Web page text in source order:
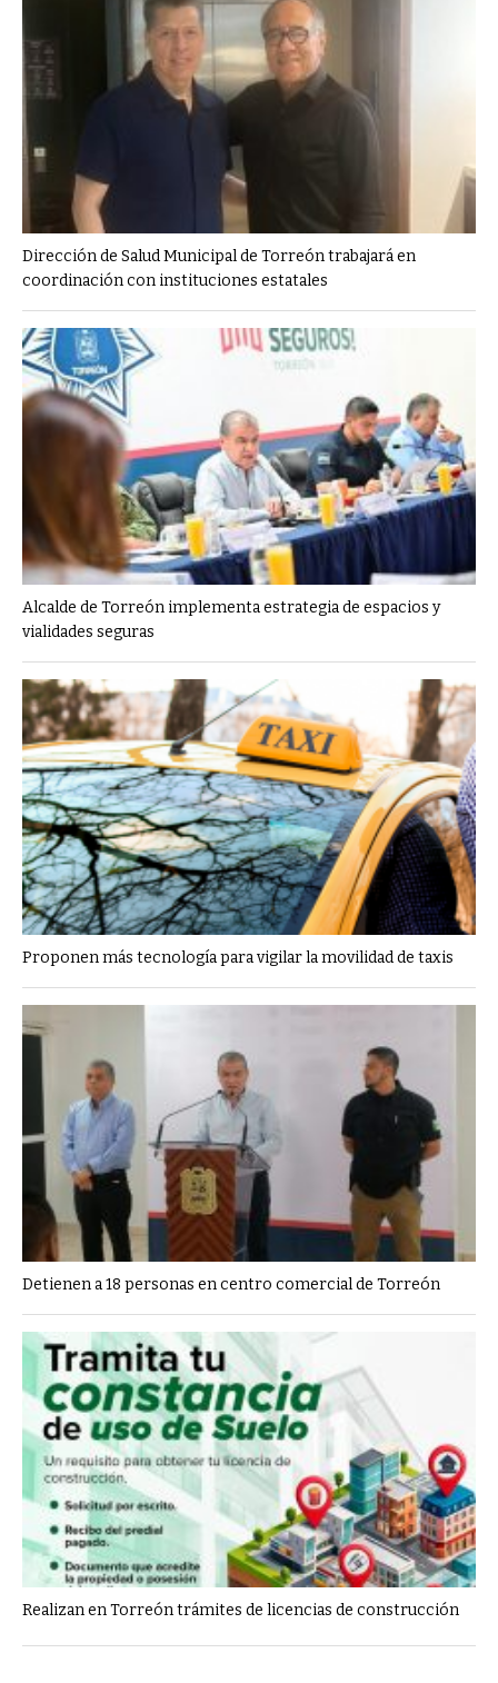
Dirección de Salud Municipal de Torreón trabajará en
coordinación con instituciones estatales
Alcalde de Torreón implementa estrategia de espacios y
vialidades seguras
Proponen más tecnología para vigilar la movilidad de taxis
Detienen a 18 personas en centro comercial de Torreón
Realizan en Torreón trámites de licencias de construcción